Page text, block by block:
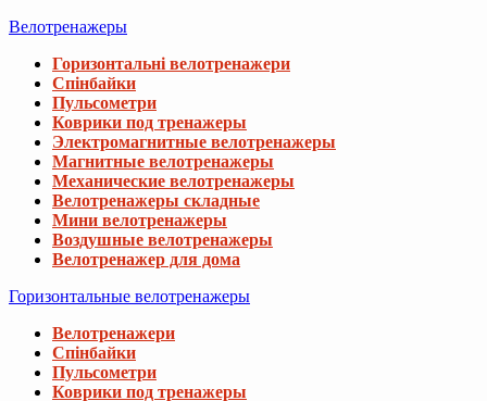
Велотренажеры
Горизонтальні велотренажери
Спінбайки
Пульсометри
Коврики под тренажеры
Электромагнитные велотренажеры
Магнитные велотренажеры
Механические велотренажеры
Велотренажеры складные
Мини велотренажеры
Воздушные велотренажеры
Велотренажер для дома
Горизонтальные велотренажеры
Велотренажери
Спінбайки
Пульсометри
Коврики под тренажеры